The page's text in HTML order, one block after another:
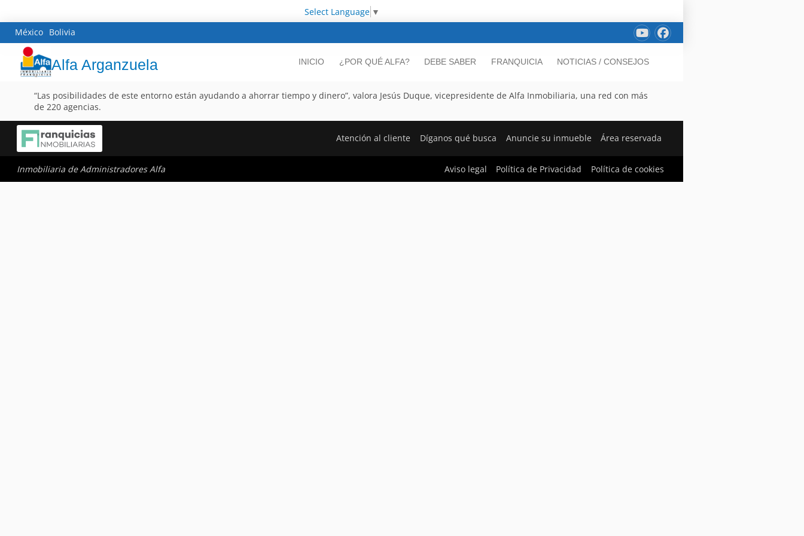
Select Language ▼
México Bolivia
Alfa Arganzuela INICIO ¿POR QUÉ ALFA? DEBE SABER FRANQUICIA NOTICIAS / CONSEJOS
“Las posibilidades de este entorno están ayudando a ahorrar tiempo y dinero”, valora Jesús Duque, vicepresidente de Alfa Inmobiliaria, una red con más
de 220 agencias.
Atención al cliente Díganos qué busca Anuncie su inmueble Área reservada
Inmobiliaria de Administradores Alfa Aviso legal Política de Privacidad Política de cookies